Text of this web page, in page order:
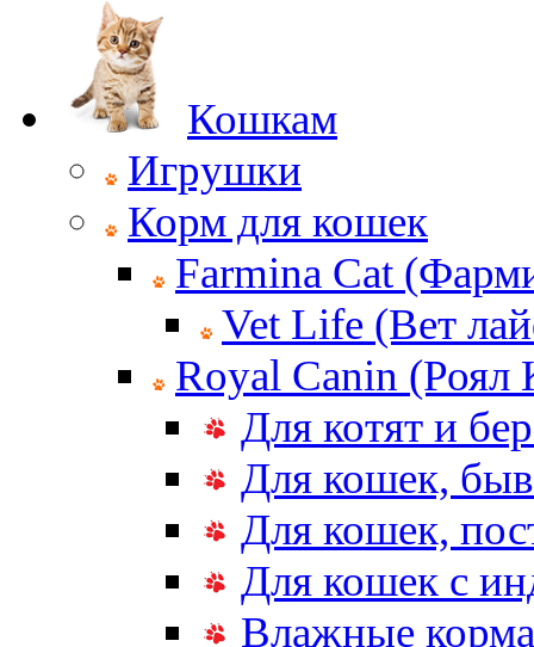
Кошкам
Игрушки
Корм для кошек
Farmina Cat
Vet Life (Вет
Royal Canin (Роял
Для котят и
Для кошек,
Для кошек,
Для кошек с
Влажные